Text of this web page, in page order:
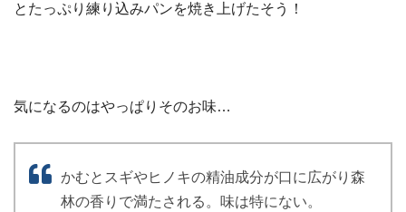
とたっぷり練り込みパンを焼き上げたそう！
気になるのはやっぱりそのお味…
かむとスギやヒノキの精油成分が口に広がり森
林の香りで満たされる。味は特にない。